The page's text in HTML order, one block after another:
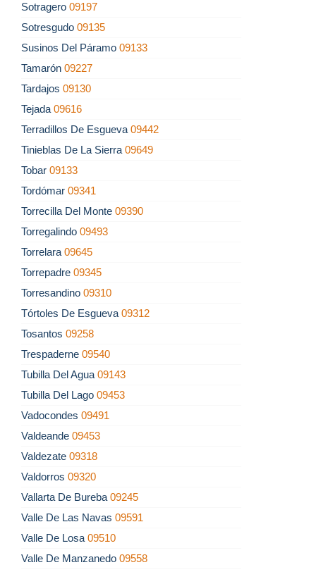
Sotragero 09197
Sotresgudo 09135
Susinos Del Páramo 09133
Tamarón 09227
Tardajos 09130
Tejada 09616
Terradillos De Esgueva 09442
Tinieblas De La Sierra 09649
Tobar 09133
Tordómar 09341
Torrecilla Del Monte 09390
Torregalindo 09493
Torrelara 09645
Torrepadre 09345
Torresandino 09310
Tórtoles De Esgueva 09312
Tosantos 09258
Trespaderne 09540
Tubilla Del Agua 09143
Tubilla Del Lago 09453
Vadocondes 09491
Valdeande 09453
Valdezate 09318
Valdorros 09320
Vallarta De Bureba 09245
Valle De Las Navas 09591
Valle De Losa 09510
Valle De Manzanedo 09558